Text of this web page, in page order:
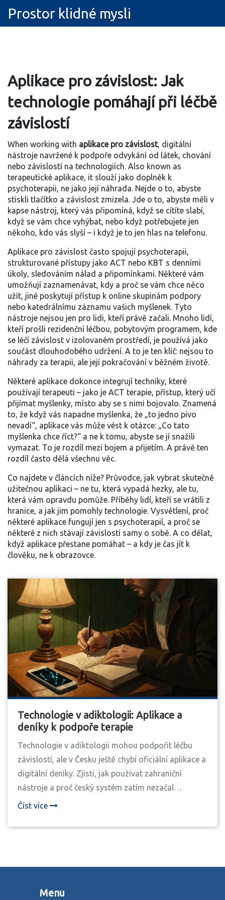
Prostor klidné mysli
Aplikace pro závislost: Jak
technologie pomáhají při léčbě
závislostí
When working with aplikace pro závislost, digitální
nástroje navržené k podpoře odvykání od látek, chování
nebo závislostí na technologiích. Also known as
terapeutické aplikace, it slouží jako doplněk k
psychoterapii, ne jako její náhrada. Nejde o to, abyste
stiskli tlačítko a závislost zmizela. Jde o to, abyste měli v
kapse nástroj, který vás připomíná, když se cítíte slabí,
když se vám chce vyhýbat, nebo když potřebujete jen
někoho, kdo vás slyší – i když je to jen hlas na telefonu.
Aplikace pro závislost často spojují psychoterapii,
strukturované přístupy jako ACT nebo KBT s denními
úkoly, sledováním nálad a připomínkami. Některé vám
umožňují zaznamenávat, kdy a proč se vám chce něco
užít, jiné poskytují přístup k online skupinám podpory
nebo katedrálnímu záznamu vašich myšlenek. Tyto
nástroje nejsou jen pro lidi, kteří právě začali. Mnoho lidí,
kteří prošli rezidenční léčbou, pobytovým programem, kde
se léčí závislost v izolovaném prostředí, je používá jako
součást dlouhodobého udržení. A to je ten klíč: nejsou to
náhrady za terapii, ale její pokračování v běžném životě.
Některé aplikace dokonce integrují techniky, které
používají terapeuti – jako je ACT terapie, přístup, který učí
přijímat myšlenky, místo aby se s nimi bojovalo. Znamená
to, že když vás napadne myšlenka, že „to jedno pivo
nevadí“, aplikace vás může vést k otázce: „Co tato
myšlenka chce říct?“ a ne k tomu, abyste se jí snažili
vymazat. To je rozdíl mezi bojem a přijetím. A právě ten
rozdíl často dělá všechnu věc.
Co najdete v článcích níže? Průvodce, jak vybrat skutečně
užitečnou aplikaci – ne tu, která vypadá hezky, ale tu,
která vám opravdu pomůže. Příběhy lidí, kteří se vrátili z
hranice, a jak jim pomohly technologie. Vysvětlení, proč
některé aplikace fungují jen s psychoterapií, a proč se
některé z nich stávají závislostí samy o sobě. A co dělat,
když aplikace přestane pomáhat – a kdy je čas jít k
člověku, ne k obrazovce.
Technologie v adiktologii: Aplikace a
deníky k podpoře terapie
Technologie v adiktologii mohou podpořit léčbu
závislostí, ale v Česku ještě chybí oficiální aplikace a
digitální deníky. Zjisti, jak používat zahraniční
nástroje a proč český systém zatím nezačal
integrovat digitální řešení.
Číst více
Menu